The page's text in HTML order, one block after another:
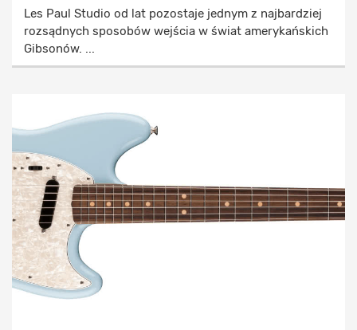
Les Paul Studio od lat pozostaje jednym z najbardziej
rozsądnych sposobów wejścia w świat amerykańskich
Gibsonów. ...